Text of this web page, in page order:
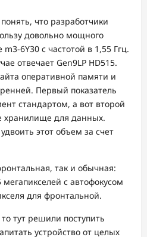
что разработчики
довольно мощного
6Y30 с частотой в 1,55 Ггц.
отвечает Gen9LP HD515.
оперативной памяти и
Первый показатель
стандартом, а вот второй
хранилище для данных.
этот объем за счет
так и обычная:
с автофокусом
для фронтальной.
тут решили поступить
устройство от целых